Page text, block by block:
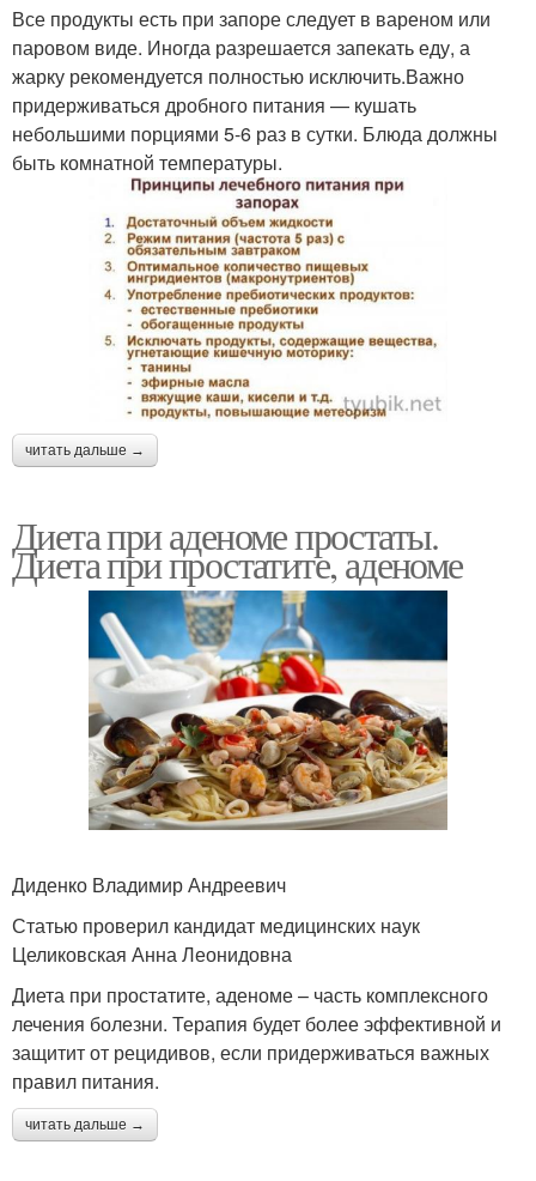
Все продукты есть при запоре следует в вареном или
паровом виде. Иногда разрешается запекать еду, а
жарку рекомендуется полностью исключить.Важно
придерживаться дробного питания — кушать
небольшими порциями 5-6 раз в сутки. Блюда должны
быть комнатной температуры.
читать дальше →
Диета при аденоме простаты.
Диета при простатите, аденоме
Диденко Владимир Андреевич
Статью проверил кандидат медицинских наук
Целиковская Анна Леонидовна
Диета при простатите, аденоме – часть комплексного
лечения болезни. Терапия будет более эффективной и
защитит от рецидивов, если придерживаться важных
правил питания.
читать дальше →